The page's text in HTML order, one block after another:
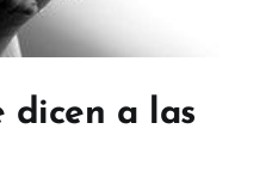
dicen a las